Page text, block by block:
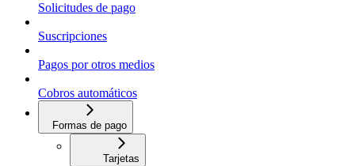
Solicitudes de pago
Suscripciones
Pagos por otros medios
Cobros automáticos
Formas de pago
Tarjetas